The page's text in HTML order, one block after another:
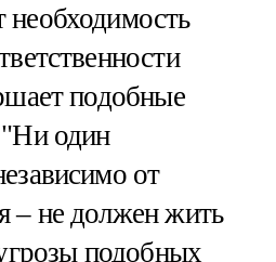
необходимость
подобные
"Ни один
от
– не должен жить
подобных